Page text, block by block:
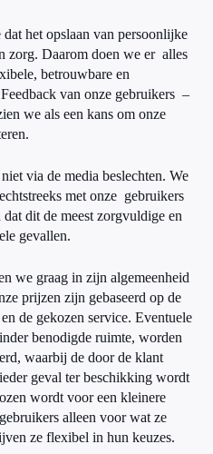
het opslaan van persoonlijke
zorg. Daarom doen we er alles
betrouwbare en
van onze gebruikers –
we als een kans om onze
via de media beslechten. We
met onze gebruikers
dit de meest zorgvuldige en
gevallen.
we graag in zijn algemeenheid
prijzen zijn gebaseerd op de
de gekozen service. Eventuele
benodigde ruimte, worden
waarbij de door de klant
geval ter beschikking wordt
wordt voor een kleinere
alleen voor wat ze
ze flexibel in hun keuzes.